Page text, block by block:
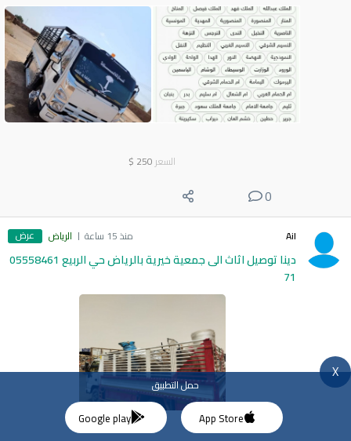
السعر 250
$
0
Ail منذ 15 ساعة الرياض عرض
دينا توصيل اثاث الى جمعية خيرية بالرياض حي الربيع 05558461
71
X
حمل التطبيق
App Store
Google play